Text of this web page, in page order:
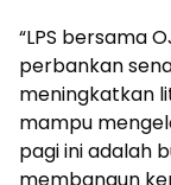
“LPS bersama
perbankan
meningkatkan
mampu
pagi ini adalah